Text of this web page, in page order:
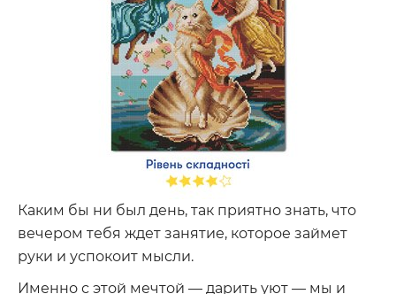
Каким бы ни был день, так приятно знать, что
вечером тебя ждет занятие, которое займет
руки и успокоит мысли.
Именно с этой мечтой — дарить уют — мы и